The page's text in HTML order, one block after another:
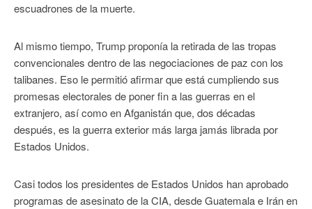
escuadrones de la muerte.
Al mismo tiempo, Trump proponía la retirada de las tropas
convencionales dentro de las negociaciones de paz con los
talibanes. Eso le permitió afirmar que está cumpliendo sus
promesas electorales de poner fin a las guerras en el
extranjero, así como en Afganistán que, dos décadas
después, es la guerra exterior más larga jamás librada por
Estados Unidos.
Casi todos los presidentes de Estados Unidos han aprobado
programas de asesinato de la CIA, desde Guatemala e Irán en